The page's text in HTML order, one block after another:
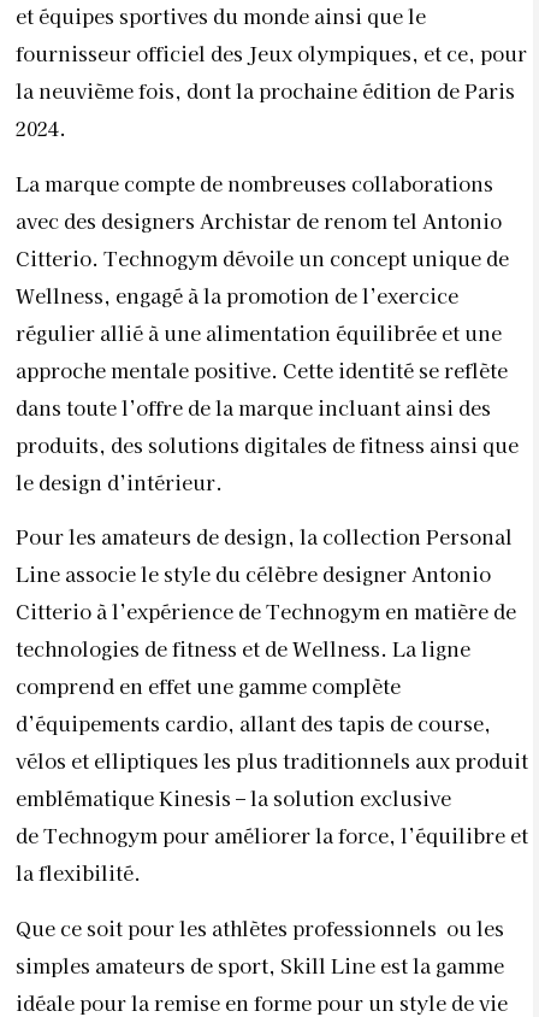
et équipes sportives du monde ainsi que le
fournisseur officiel des Jeux olympiques, et ce, pour
la neuvième fois, dont la prochaine édition de Paris
2024.
La marque compte de nombreuses collaborations
avec des designers Archistar de renom tel Antonio
Citterio. Technogym dévoile un concept unique de
Wellness, engagé à la promotion de l’exercice
régulier allié à une alimentation équilibrée et une
approche mentale positive. Cette identité se reflète
dans toute l’offre de la marque incluant ainsi des
produits, des solutions digitales de fitness ainsi que
le design d’intérieur.
Pour les amateurs de design, la collection Personal
Line associe le style du célèbre designer Antonio
Citterio à l’expérience de Technogym en matière de
technologies de fitness et de Wellness. La ligne
comprend en effet une gamme complète
d’équipements cardio, allant des tapis de course,
vélos et elliptiques les plus traditionnels aux produit
emblématique Kinesis – la solution exclusive
de Technogym pour améliorer la force, l’équilibre et
la flexibilité.
Que ce soit pour les athlètes professionnels ou les
simples amateurs de sport, Skill Line est la gamme
idéale pour la remise en forme pour un style de vie